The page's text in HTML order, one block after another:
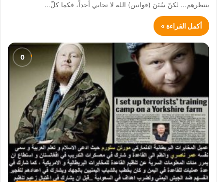
ينتظرهم… لكنّ سُنَنَ (قوانين) الله لا تحابي أحداً، فكما كلّ…
أكمل القراءة »